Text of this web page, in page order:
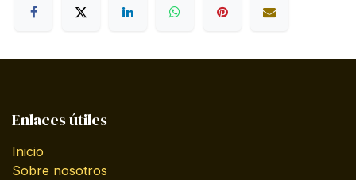
Enlaces útiles
Inicio
Sobre nosotros